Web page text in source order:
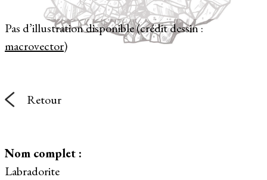
Pas d’illustration disponible (crédit dessin :
macrovector)
Retour
Nom complet :
Labradorite